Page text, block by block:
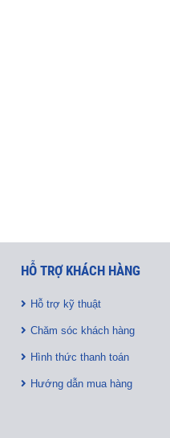
HỖ TRỢ KHÁCH HÀNG
Hỗ trợ kỹ thuật
Chăm sóc khách hàng
Hình thức thanh toán
Hướng dẫn mua hàng